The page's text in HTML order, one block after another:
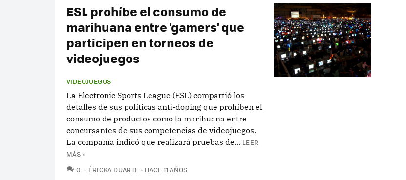
ESL prohíbe el consumo de
marihuana entre 'gamers' que
participen en torneos de
videojuegos
VIDEOJUEGOS
La Electronic Sports League (ESL) compartió los
detalles de sus políticas anti-doping que prohíben el
consumo de productos como la marihuana entre
concursantes de sus competencias de videojuegos.
La compañía indicó que realizará pruebas de... LEER
MÁS »
0 COMENTARIOS
ÉRICKA DUARTE HACE 11 AÑOS